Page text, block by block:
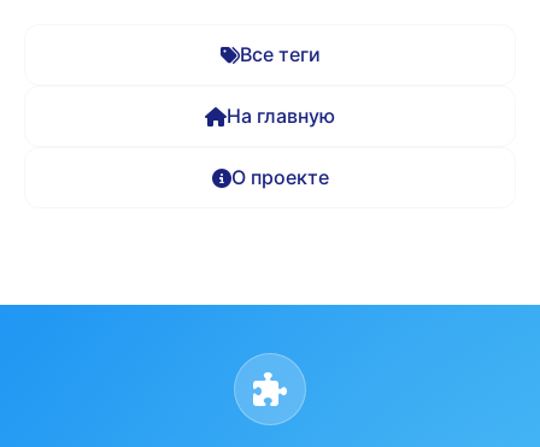
Все теги
На главную
О проекте